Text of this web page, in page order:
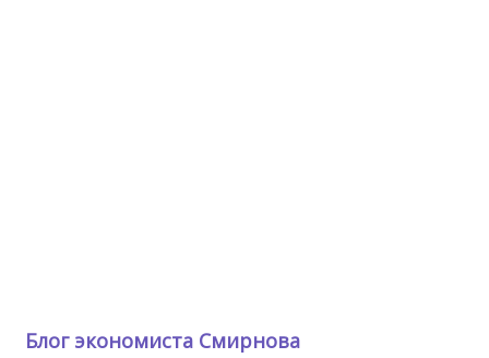
Блог экономиста Смирнова